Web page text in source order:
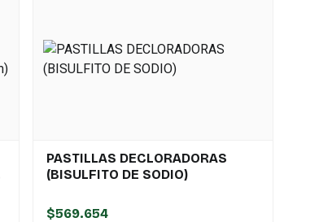
PASTILLAS DECLORADORAS
(BISULFITO DE SODIO)
$569.654